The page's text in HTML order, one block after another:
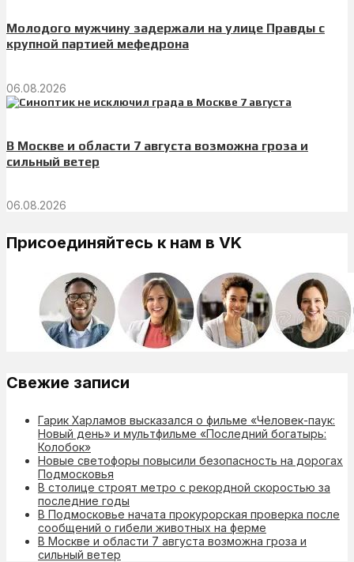
Молодого мужчину задержали на улице Правды с
крупной партией мефедрона
06.08.2026
В Москве и области 7 августа возможна гроза и
сильный ветер
06.08.2026
Присоединяйтесь к нам в VK
Свежие записи
Гарик Харламов высказался о фильме «Человек-паук:
Новый день» и мультфильме «Последний богатырь:
Колобок»
Новые светофоры повысили безопасность на дорогах
Подмосковья
В столице строят метро с рекордной скоростью за
последние годы
В Подмосковье начата прокурорская проверка после
сообщений о гибели животных на ферме
В Москве и области 7 августа возможна гроза и
сильный ветер